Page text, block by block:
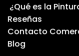
¿Qué es la
Reseñas
Contacto
Blog